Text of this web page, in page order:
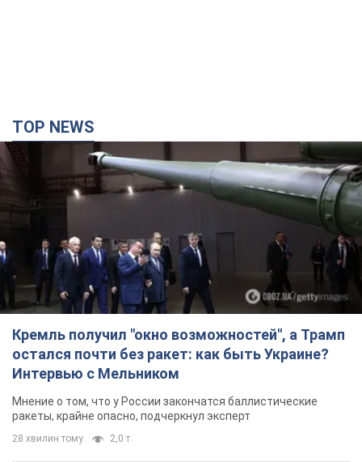
TOP NEWS
Кремль получил "окно возможностей", а Трамп
остался почти без ракет: как быть Украине?
Интервью с Мельником
Мнение о том, что у России закончатся баллистические
ракеты, крайне опасно, подчеркнул эксперт
28 хвилин тому 2,0 т.